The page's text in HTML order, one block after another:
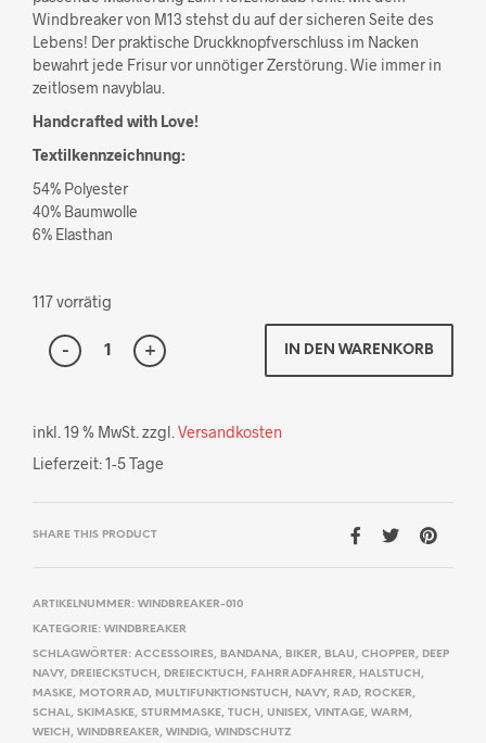
Windbreaker von M13 stehst du auf der sicheren Seite des
Lebens! Der praktische Druckknopfverschluss im Nacken
bewahrt jede Frisur vor unnötiger Zerstörung. Wie immer in
zeitlosem navyblau.
Handcrafted with Love!
Textilkennzeichnung:
54% Polyester
40% Baumwolle
6% Elasthan
117 vorrätig
IN DEN WARENKORB
inkl. 19 % MwSt. zzgl. Versandkosten
Lieferzeit:1-5 Tage
SHARE THIS PRODUCT
ARTIKELNUMMER: WINDBREAKER-010
KATEGORIE: WINDBREAKER
SCHLAGWÖRTER: ACCESSOIRES, BANDANA, BIKER, BLAU, CHOPPER, DEEP
NAVY, DREIECKSTUCH , DREIECKTUCH , FAHRRADFAHRER, HALSTUCH ,
MASKE, MOTORRAD, MULTIFUNKTIONSTUCH , NAVY, RAD, ROCKER,
SCHAL, SKIMASKE, STURMMASKE, TUCH , UNISEX, VINTAGE, WARM ,
WEICH , WINDBREAKER, WINDIG, WINDSCHUTZ